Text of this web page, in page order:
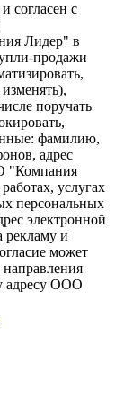
согласен с
Лидер" в
продажи
поручать
фамилию,
адрес
"Компания
услугах
персональных
электронной
рекламу и
может
адресу ООО